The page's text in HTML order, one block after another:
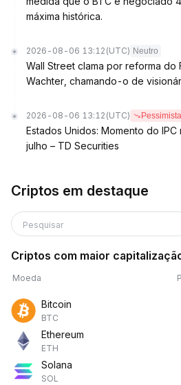
máxima histórica.
2026-08-06 13:12 (UTC) Neutro
Wall Street clama por reforma do
Wachter, chamando-o de
2026-08-06 13:12 (UTC) Pessimista
Estados Unidos: Momento do
julho – TD Securities
Criptos em destaque
Pesquisar
Criptos com maior
Moeda
Bitcoin
BTC
Ethereum
ETH
Solana
SOL